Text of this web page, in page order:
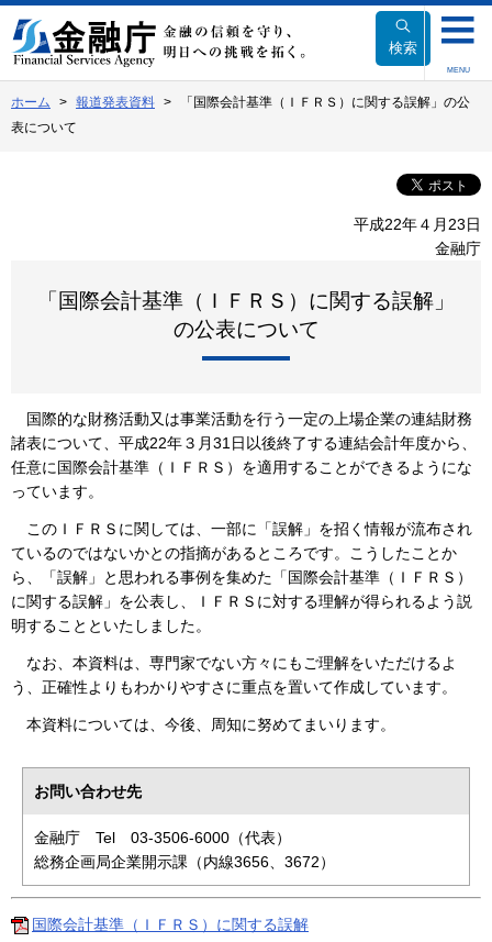
文
へ
動
検索
MENU
ホーム 報道発表資料
「国際会計基準（ＩＦＲＳ）に関する誤解」の公
表について
平成22年４月23日
金融庁
「国際会計基準（ＩＦＲＳ）に関する誤解」
の公表について
国際的な財務活動又は事業活動を行う一定の上場企業の連結財務
諸表について、平成22年３月31日以後終了する連結会計年度から、
任意に国際会計基準（ＩＦＲＳ）を適用することができるようにな
っています。
このＩＦＲＳに関しては、一部に「誤解」を招く情報が流布され
ているのではないかとの指摘があるところです。こうしたことか
ら、「誤解」と思われる事例を集めた「国際会計基準（ＩＦＲＳ）
に関する誤解」を公表し、ＩＦＲＳに対する理解が得られるよう説
明することといたしました。
なお、本資料は、専門家でない方々にもご理解をいただけるよ
う、正確性よりもわかりやすさに重点を置いて作成しています。
本資料については、今後、周知に努めてまいります。
お問い合わせ先
金融庁 Tel 03-3506-6000（代表）
総務企画局企業開示課（内線3656、3672）
国際会計基準（ＩＦＲＳ）に関する誤解